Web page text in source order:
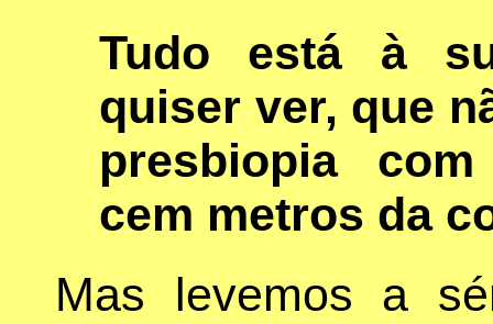
Tudo está à
quiser ver, que
presbiopia
cem metros da
Mas levemos a